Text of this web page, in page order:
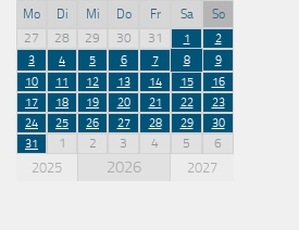
Mo Di Mi Do Fr Sa
So
27
28 29 30 31 1
2
3
4 5 6 7 8
9
10
11 12 13 14 15
16
17
18 19 20 21 22
23
24
25 26 27 28 29
30
31
1 2 3 4 5 6
2025 2026 2027